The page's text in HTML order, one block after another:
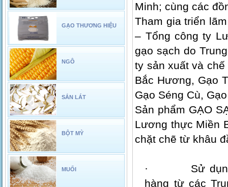
GẠO THƯƠNG HIỆU
NGÔ
SẮN LÁT
BỘT MỲ
MUỐI
Minh; cùng các
Tham gia triển
– Tổng công ty
gạo sạch do
ty sản xuất và
Bắc Hương, Gạo
Gạo Séng Cù,
Sản phẩm GẠO
Lương thực Miền
chặt chẽ từ khâu
· Sử dụng
hàng từ các